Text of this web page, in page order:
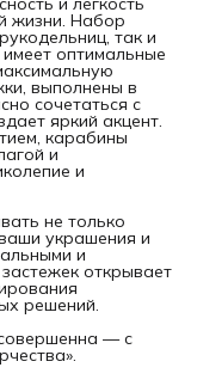
жизни. Набор
так и
оптимальные
выполнены в
сочетаться с
яркий акцент.
карабины
и
и
не только
украшения и
и
открывает
решений.
— с